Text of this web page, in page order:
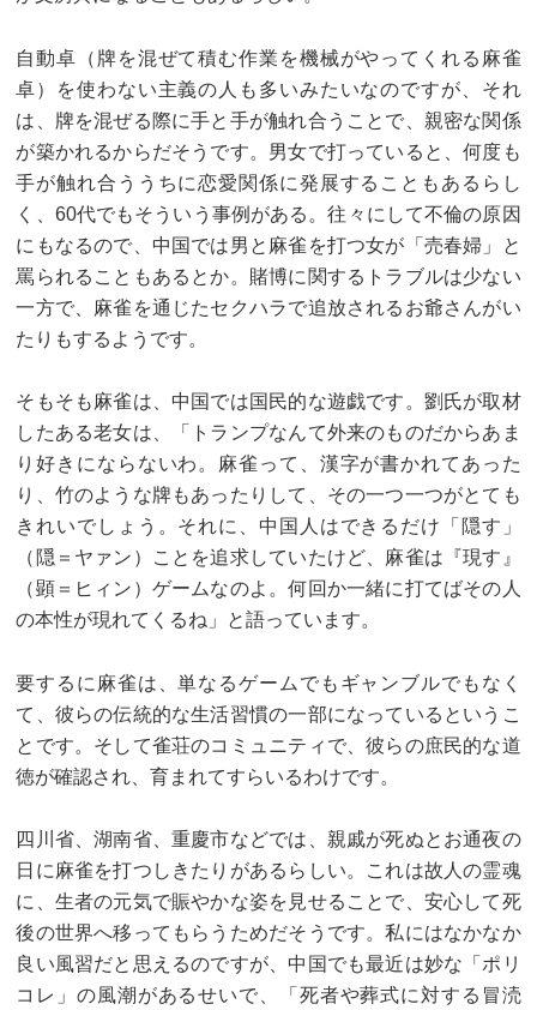
自動卓（牌を混ぜて積む作業を機械がやってくれる麻雀
卓）を使わない主義の人も多いみたいなのですが、それ
は、牌を混ぜる際に手と手が触れ合うことで、親密な関係
が築かれるからだそうです。男女で打っていると、何度も
手が触れ合ううちに恋愛関係に発展することもあるらし
く、60代でもそういう事例がある。往々にして不倫の原因
にもなるので、中国では男と麻雀を打つ女が「売春婦」と
罵られることもあるとか。賭博に関するトラブルは少ない
一方で、麻雀を通じたセクハラで追放されるお爺さんがい
たりもするようです。
そもそも麻雀は、中国では国民的な遊戯です。劉氏が取材
したある老女は、「トランプなんて外来のものだからあま
り好きにならないわ。麻雀って、漢字が書かれてあった
り、竹のような牌もあったりして、その一つ一つがとても
きれいでしょう。それに、中国人はできるだけ「隠す」
（隠＝ヤァン）ことを追求していたけど、麻雀は『現す』
（顕＝ヒィン）ゲームなのよ。何回か一緒に打てばその人
の本性が現れてくるね」と語っています。
要するに麻雀は、単なるゲームでもギャンブルでもなく
て、彼らの伝統的な生活習慣の一部になっているというこ
とです。そして雀荘のコミュニティで、彼らの庶民的な道
徳が確認され、育まれてすらいるわけです。
四川省、湖南省、重慶市などでは、親戚が死ぬとお通夜の
日に麻雀を打つしきたりがあるらしい。これは故人の霊魂
に、生者の元気で賑やかな姿を見せることで、安心して死
後の世界へ移ってもらうためだそうです。私にはなかなか
良い風習だと思えるのですが、中国でも最近は妙な「ポリ
コレ」の風潮があるせいで、「死者や葬式に対する冒涜